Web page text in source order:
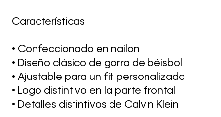
Características
• Confeccionado en nailon
• Diseño clásico de gorra de béisbol
• Ajustable para un fit personalizado
• Logo distintivo en la parte frontal
• Detalles distintivos de Calvin Klein